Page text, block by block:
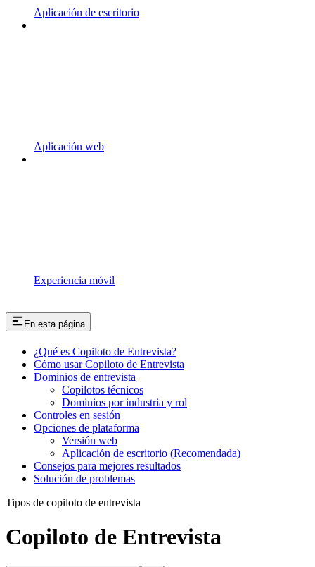
Aplicación de escritorio
Aplicación web
Experiencia móvil
En esta página
¿Qué es Copiloto de Entrevista?
Cómo usar Copiloto de Entrevista
Dominios de entrevista
Copilotos técnicos
Dominios por industria y rol
Controles en sesión
Opciones de plataforma
Versión web
Aplicación de escritorio (Recomendada)
Consejos para mejores resultados
Solución de problemas
Tipos de copiloto de entrevista
Copiloto de Entrevista